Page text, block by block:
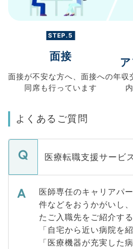
STEP.5
面接
面接が不安な方へ、 面接への
同席も行っています
年収
よくあるご質問
医療転職支援サービ
医師専任のキャリアパ
件などをおうかがいし
たご入職先をご紹介す
「自宅から近い病院を
「医療機器が充実した